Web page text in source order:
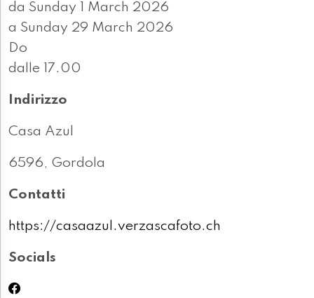
da Sunday 1 March 2026
a Sunday 29 March 2026
Do
dalle 17.00
Indirizzo
Casa Azul
6596, Gordola
Contatti
https://casaazul.verzascafoto.ch
Socials